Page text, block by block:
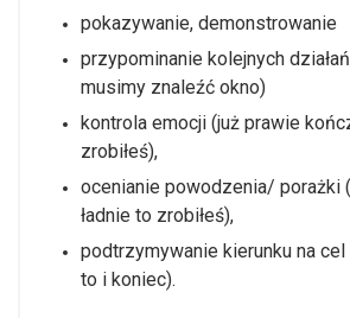
pokazywanie, demonstrowanie
przypominanie kolejnych
musimy znaleźć okno)
kontrola emocji (już prawie
zrobiłeś),
ocenianie powodzenia/ porażki
ładnie to zrobiłeś),
podtrzymywanie kierunku na
to i koniec).